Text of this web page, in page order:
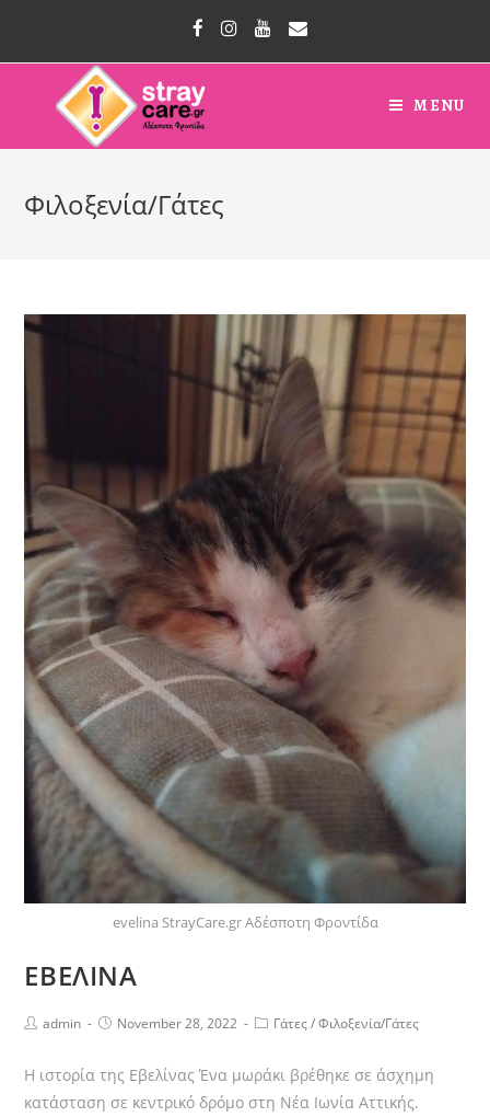
MENU
Φιλοξενία/Γάτες
evelina StrayCare.gr Αδέσποτη Φροντίδα
ΕΒΕΛΙΝΑ
admin November 28, 2022 Γάτες/Φιλοξενία/Γάτες
Η ιστορία της Εβελίνας Ένα μωράκι βρέθηκε σε άσχημη
κατάσταση σε κεντρικό δρόμο στη Νέα Ιωνία Αττικής.